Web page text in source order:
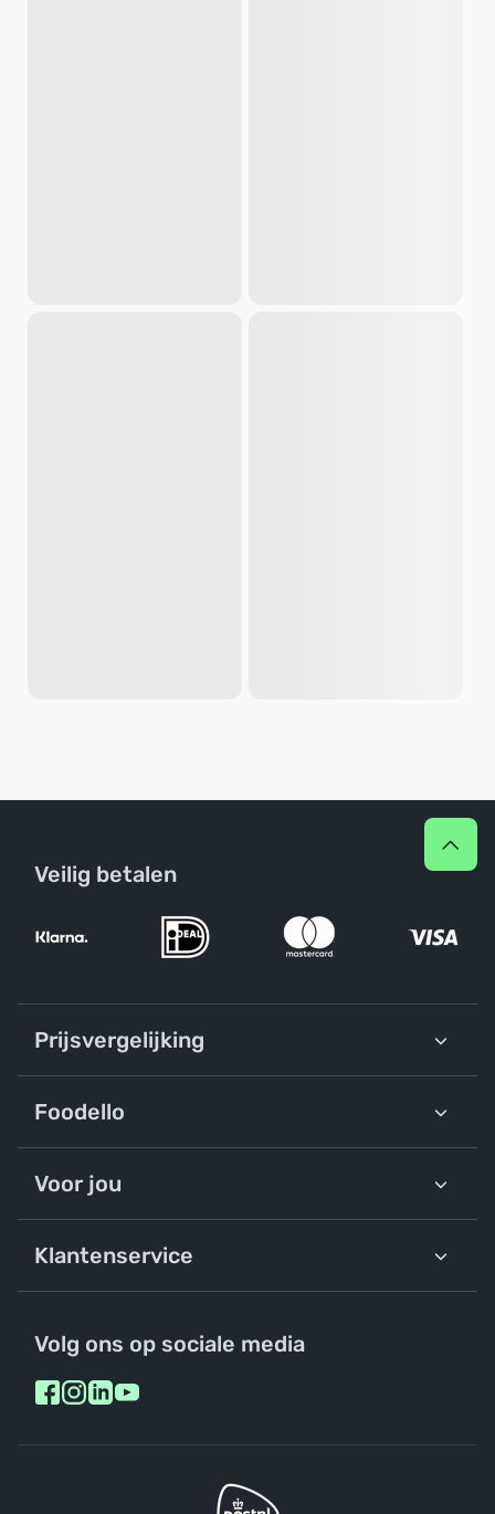
Veilig betalen
Prijsvergelijking
Foodello
Voor jou
Klantenservice
Volg ons op sociale media